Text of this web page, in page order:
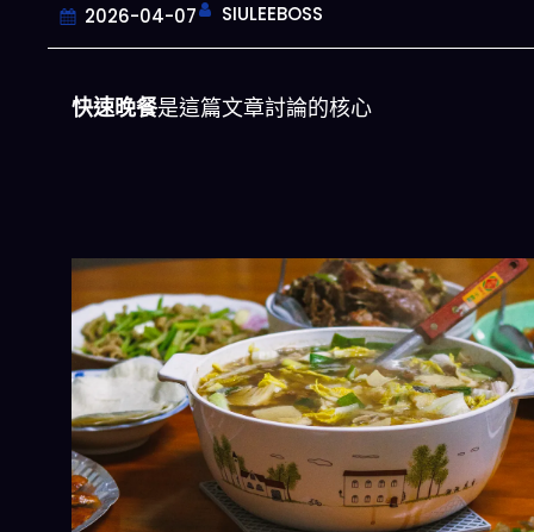
2026-04-07 SIULEEBOSS
快速晚餐是這篇文章討論的核心